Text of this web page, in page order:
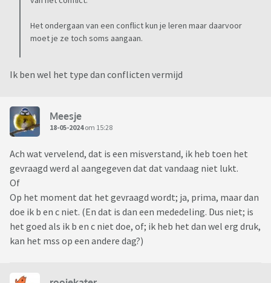
Het ondergaan van een conflict kun je leren maar daarvoor
moet je ze toch soms aangaan.
Ik ben wel het type dan conflicten vermijd
Meesje
18-05-2024om 15:28
Ach wat vervelend, dat is een misverstand, ik heb toen het
gevraagd werd al aangegeven dat dat vandaag niet lukt.
Of
Op het moment dat het gevraagd wordt; ja, prima, maar dan
doe ik b en c niet. (En dat is dan een mededeling. Dus niet; is
het goed als ik b en c niet doe, of; ik heb het dan wel erg druk,
kan het mss op een andere dag?)